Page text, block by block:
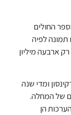
מספר החולים
תמונה לפיה
רק ארבעה מיליון
ומדי שנה
של המחלה.
ההערכות הן